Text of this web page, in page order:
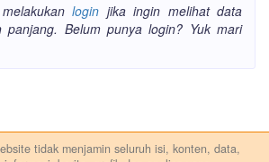
login jika ingin melihat data
panjang. Belum punya login? Yuk mari
tidak menjamin seluruh isi, konten, data,